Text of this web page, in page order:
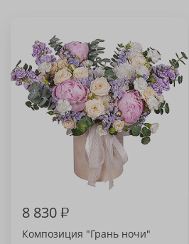
8 830₽
Композиция "Грань ночи"